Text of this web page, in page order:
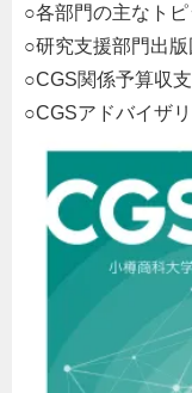
○各部門の主なトピ
○研究支援部門出
○CGS関係予算収支
○CGSアドバイザ